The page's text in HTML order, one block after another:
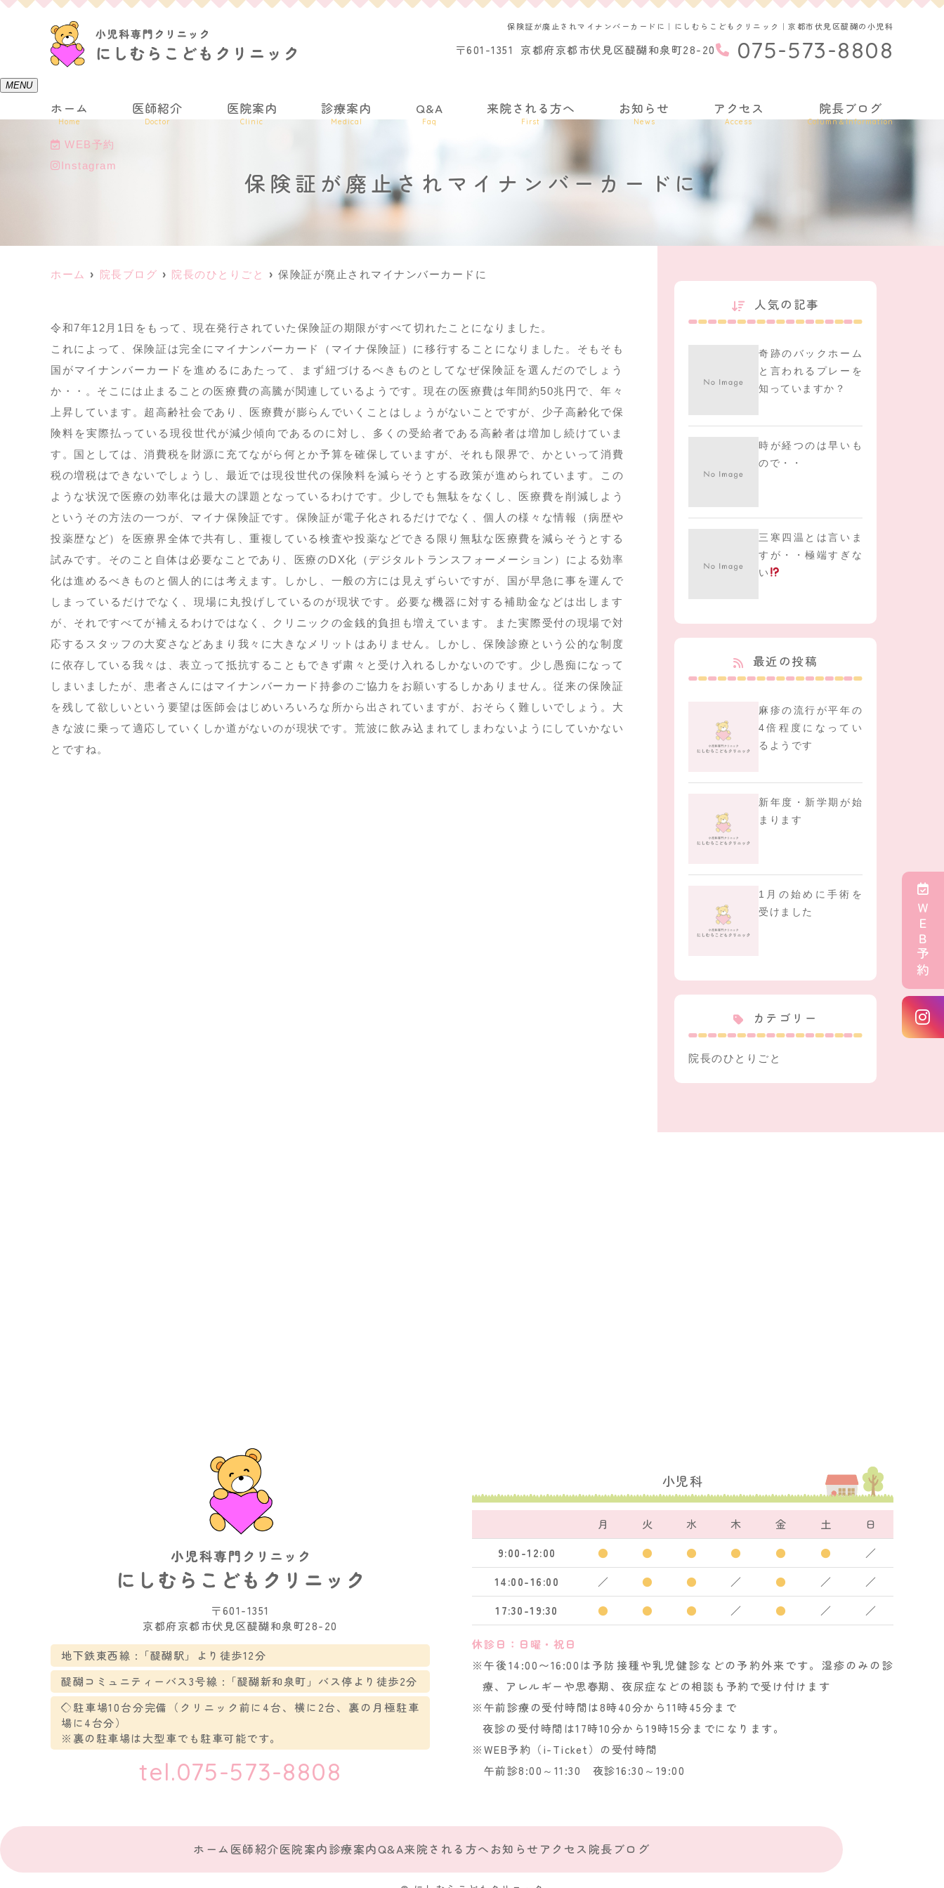
保険証が廃止されマイナンバーカードに｜にしむらこどもクリニック｜京都市伏見区醍醐の小児科
〒601-1351 京都府京都市伏見区醍醐和泉町28-20 075-573-8808
ＷＥＢ予約
MENU
ホーム
Home
医師紹介
Doctor
医院案内
Clinic
診療案内
Medical
Q&A
Faq
来院される方へ
First
お知らせ
News
アクセス
Access
院長ブログ
Column＆Information
WEB予約
Instagram
保険証が廃止されマイナンバーカードに
ホーム 院長ブログ 院長のひとりごと 保険証が廃止されマイナンバーカードに
令和7年12月1日をもって、現在発行されていた保険証の期限がすべて切れたことになりました。
これによって、保険証は完全にマイナンバーカード（マイナ保険証）に移行することになりました。そもそも
国がマイナンバーカードを進めるにあたって、まず紐づけるべきものとしてなぜ保険証を選んだのでしょう
か・・。そこには止まることの医療費の高騰が関連しているようです。現在の医療費は年間約50兆円で、年々
上昇しています。超高齢社会であり、医療費が膨らんでいくことはしょうがないことですが、少子高齢化で保
険料を実際払っている現役世代が減少傾向であるのに対し、多くの受給者である高齢者は増加し続けていま
す。国としては、消費税を財源に充てながら何とか予算を確保していますが、それも限界で、かといって消費
税の増税はできないでしょうし、最近では現役世代の保険料を減らそうとする政策が進められています。この
ような状況で医療の効率化は最大の課題となっているわけです。少しでも無駄をなくし、医療費を削減しよう
というその方法の一つが、マイナ保険証です。保険証が電子化されるだけでなく、個人の様々な情報（病歴や
投薬歴など）を医療界全体で共有し、重複している検査や投薬などできる限り無駄な医療費を減らそうとする
試みです。そのこと自体は必要なことであり、医療のDX化（デジタルトランスフォーメーション）による効率
化は進めるべきものと個人的には考えます。しかし、一般の方には見えずらいですが、国が早急に事を運んで
しまっているだけでなく、現場に丸投げしているのが現状です。必要な機器に対する補助金などは出します
が、それですべてが補えるわけではなく、クリニックの金銭的負担も増えています。また実際受付の現場で対
応するスタッフの大変さなどあまり我々に大きなメリットはありません。しかし、保険診療という公的な制度
に依存している我々は、表立って抵抗することもできず粛々と受け入れるしかないのです。少し愚痴になって
しまいましたが、患者さんにはマイナンバーカード持参のご協力をお願いするしかありません。従来の保険証
を残して欲しいという要望は医師会はじめいろいろな所から出されていますが、おそらく難しいでしょう。大
きな波に乗って適応していくしか道がないのが現状です。荒波に飲み込まれてしまわないようにしていかない
とですね。
人気の記事
奇跡のバックホーム
と言われるプレーを
知っていますか？
時が経つのは早いも
ので・・
三寒四温とは言いま
すが・・極端すぎな
い
最近の投稿
麻疹の流行が平年の
4倍程度になってい
るようです
新年度・新学期が始
まります
1月の始めに手術を
受けました
カテゴリー
院長のひとりごと
〒601-1351
京都府京都市伏見区醍醐和泉町28-20
地下鉄東西線 :「醍醐駅」より徒歩12分
醍醐コミュニティーバス3号線 :「醍醐新和泉町」バス停より徒歩2分
◇駐車場10台分完備（クリニック前に4台、横に2台、裏の月極駐車
場に4台分）
※裏の駐車場は大型車でも駐車可能です。
tel.075-573-8808
小児科
月 火 水 木 金 土
日
9:00-12:00
● ● ● ● ● ●
／
14:00-16:00
／ ● ● ／ ● ／
／
17:30-19:30
● ● ● ／ ● ／ ／
休診日：日曜・祝日
※午後14:00〜16:00は予防接種や乳児健診などの予約外来です。湿疹のみの診
療、アレルギーや思春期、夜尿症などの相談も予約で受け付けます
※午前診療の受付時間は8時40分から11時45分まで
夜診の受付時間は17時10分から19時15分までになります。
※WEB予約（i-Ticket）の受付時間
午前診8:00～11:30 夜診16:30～19:00
ホーム 医師紹介医院案内診療案内Q&A来院される方へ お知らせ アクセス 院長ブログ